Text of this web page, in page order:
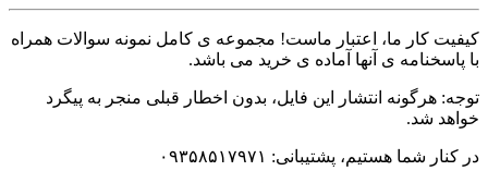
کیفیت کار ما، اعتبار ماست! مجموعه ی کامل نمونه سوالات همراه
با پاسخنامه ی آنها آماده ی خرید می باشد.
توجه: هرگونه انتشار این فایل، بدون اخطار قبلی منجر به پیگرد
خواهد شد.
در کنار شما هستیم، پشتیبانی: ۰۹۳۵۸۵۱۷۹۷۱